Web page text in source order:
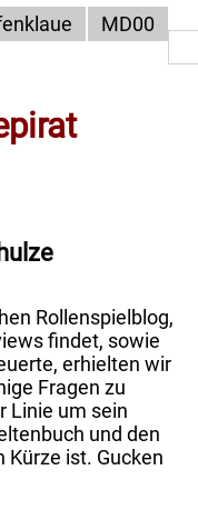
MD00
Rollenspielblog,
findet, sowie
erhielten wir
Fragen zu
Linie um sein
und den
Kürze ist. Gucken